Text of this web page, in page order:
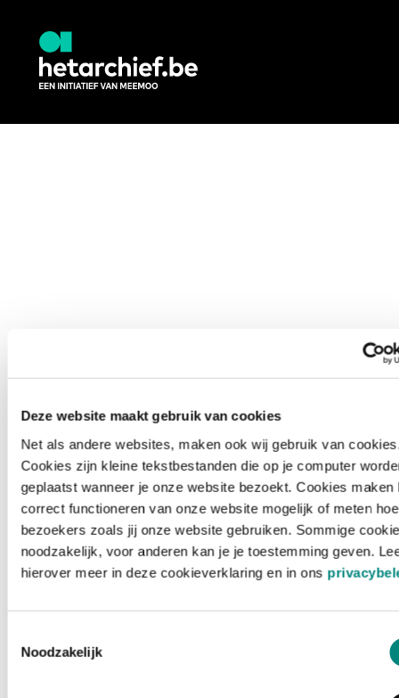
Deze website maakt gebruik van cookies
Net als andere websites, maken ook wij gebruik van
Cookies zijn kleine tekstbestanden die op je computer
geplaatst wanneer je onze website bezoekt. Cookies maken
correct functioneren van onze website mogelijk of meten hoe
bezoekers zoals jij onze website gebruiken. Sommige
noodzakelijk, voor anderen kan je je toestemming geven.
hierover meer in deze cookieverklaring en in ons
Noodzakelijk